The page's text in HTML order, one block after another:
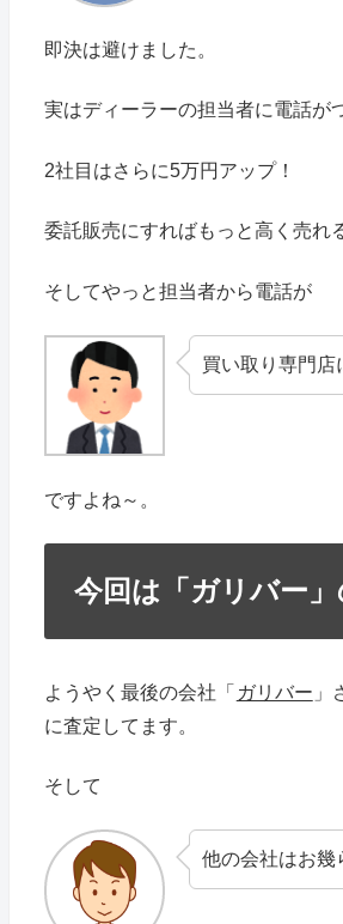
即決は避けました。
実はディーラーの担当者に電話が
2社目はさらに5万円アップ！
委託販売にすればもっと高く売れ
そしてやっと担当者から電話が
買い取り専門店
ですよね～。
今回は「ガリバー」
ようやく最後の会社「 ガリバー 」
に査定してます。
そして
他の会社はお幾